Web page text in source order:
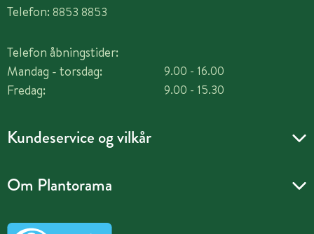
Telefon: 8853 8853
Telefon åbningstider:
Mandag - torsdag:
Fredag:
9.00 - 16.00
9.00 - 15.30
Kundeservice og vilkår
Om Plantorama